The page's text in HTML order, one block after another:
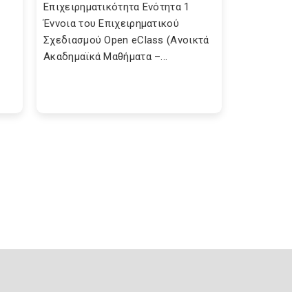
Επιχειρηματικότητα Ενότητα 1
Έννοια του Επιχειρηματικού
Σχεδιασμού Open eClass (Ανοικτά
Ακαδημαϊκά Μαθήματα –...